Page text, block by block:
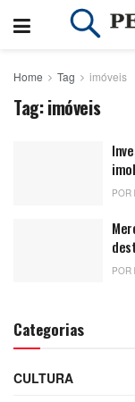
Home Tag imóveis
Tag:imóveis
POR
POR
Categorias
CULTURA